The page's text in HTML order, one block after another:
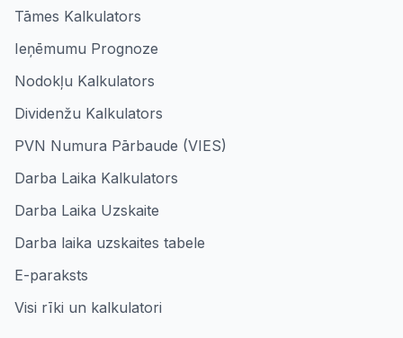
Tāmes Kalkulators
Ieņēmumu Prognoze
Nodokļu Kalkulators
Dividenžu Kalkulators
PVN Numura Pārbaude (VIES)
Darba Laika Kalkulators
Darba Laika Uzskaite
Darba laika uzskaites tabele
E-paraksts
Visi rīki un kalkulatori